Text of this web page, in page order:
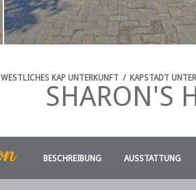
WESTLICHES KAP UNTERKUNFT / KAPSTADT
SHARON'S
BESCHREIBUNG AUSSTATTUNG